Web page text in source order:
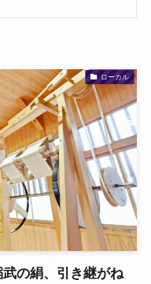
ローカル
武の絹、引き継がね